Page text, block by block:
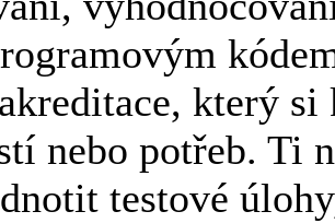
který
nebo potřeb. Ti
testové